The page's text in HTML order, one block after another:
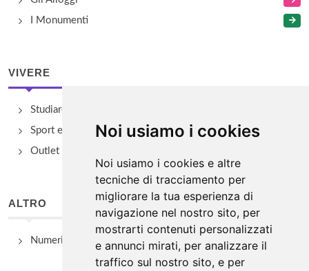
Noi usiamo i cookies
Noi usiamo i cookies e altre
tecniche di tracciamento per
migliorare la tua esperienza di
navigazione nel nostro sito, per
mostrarti contenuti personalizzati
e annunci mirati, per analizzare il
traffico sul nostro sito, e per
I Monumenti
VIVERE
Studiare
Sport e Benessere
Outlet e spacci aziendali
ALTRO
Numeri Utili